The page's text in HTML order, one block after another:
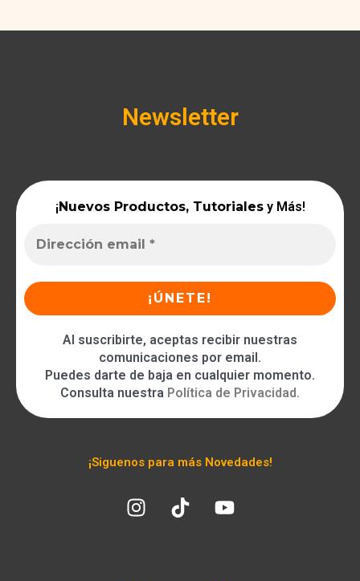
Newsletter
¡ Nuevos Productos, Tutorialesy Más!
Al suscribirte, aceptas recibir nuestras
comunicaciones por email.
Puedes darte de baja en cualquier momento.
Consulta nuestra Política de Privacidad .
¡Siguenos para más Novedades!